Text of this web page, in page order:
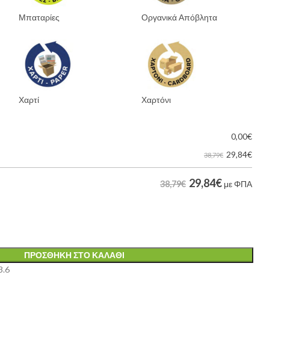
Μπαταρίες Οργανικά Απόβλητα
Χαρτί Χαρτόνι
0,00€
38,79€ 29,84€
38,79€ 29,84€ με ΦΠΑ
ΠΡΟΣΘΉΚΗ ΣΤΟ ΚΑΛΆΘΙ